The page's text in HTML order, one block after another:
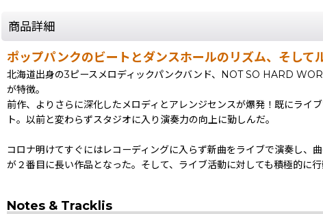
商品詳細
ポップパンクのビートとダンスホールのリズム、そし
北海道出身の3ピースメロディックパンクバンド、NOT SO HARD
が特徴。
前作、よりさらに深化したメロディとアレンジセンスが爆発！既にラ
ト。以前と変わらずスタジオに入り演奏力の向上に勤しんだ。
コロナ明けてすぐにはレコーディングに入らず新曲をライブで演奏し
が２番目に長い作品となった。そして、ライブ活動に対しても積極的に
Notes & Tracklis